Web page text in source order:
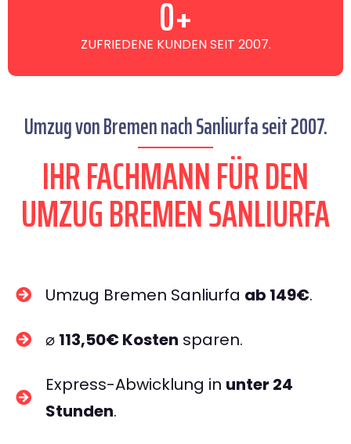
ZUFRIEDENE KUNDEN SEIT 2007.
0+
Umzug von Bremen nach Sanliurfa seit 2007.
IHR FACHMANN FÜR DEN
UMZUG BREMEN SANLIURFA
Umzug Bremen Sanliurfa ab 149€.
⌀ 113,50€ Kosten sparen.
Express-Abwicklung in unter 24
Stunden.